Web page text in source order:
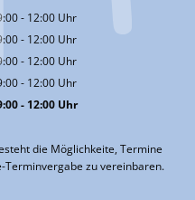
- 12:00 Uhr
Von 09:00 bis 12:00 Uhr
- 12:00 Uhr
Von 09:00 bis 12:00 Uhr
- 12:00 Uhr
Von 09:00 bis 12:00 Uhr
- 12:00 Uhr
Von 09:00 bis 12:00 Uhr
- 12:00Uhr
die Möglichkeite, Termine
zu vereinbaren.